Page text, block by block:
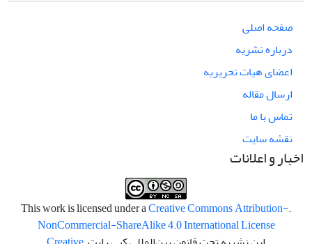
صفحه اصلی
درباره نشریه
اعضای هیات تحریریه
ارسال مقاله
تماس با ما
نقشه سایت
اخبار و اعلانات
.This work is licensed under a
Creative Commons Attribution-
NonCommercial-ShareAlike 4.0 International License